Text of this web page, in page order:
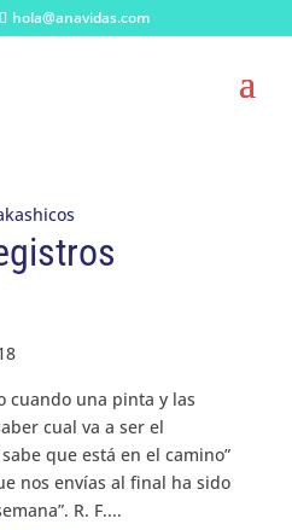
hola@anavidas.com
cuando una pinta y las
cual va a ser el
que está en el camino”
nos envías al final ha sido
R. F....